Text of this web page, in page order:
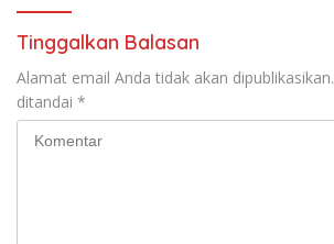
Tinggalkan Balasan
Alamat email Anda tidak akan dipublikasikan.
ditandai *